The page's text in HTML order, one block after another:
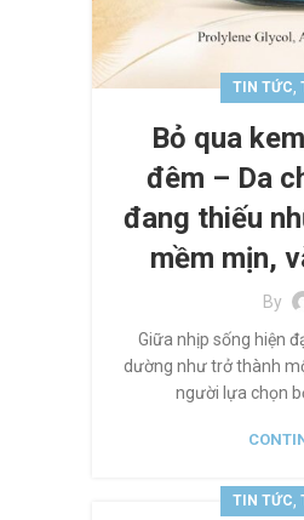
TIN TỨC,
Bỏ qua
đêm – Da
đang thiếu
mềm mịn,
By
Giữa nhịp sống hiện
dường như trở thành
người lựa chọn
TIN TỨC,